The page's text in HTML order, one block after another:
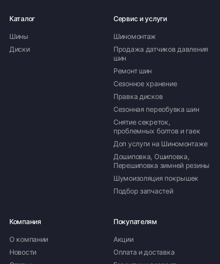
Каталог
Шины
Диски
Сервис и услуги
Шиномонтаж
Продажа датчиков давления
шин
Ремонт шин
Сезонное хранение
Правка дисков
Сезонная переобувка шин
Снятие секреток,
проблемных болтов и гаек
Доп услуги на Шиномонтаже
Дошиповка, Ошиповка,
Перешиповка зимней резины
Шумоизоляция покрышек
Подбор запчастей
Компания
О компании
Новости
Покупателям
Акции
Оплата и доставка